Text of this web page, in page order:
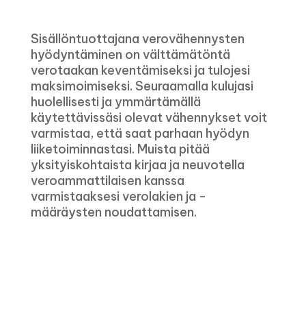
Sisällöntuottajana verovähennysten
hyödyntäminen on välttämätöntä
verotaakan keventämiseksi ja tulojesi
maksimoimiseksi. Seuraamalla kulujasi
huolellisesti ja ymmärtämällä
käytettävissäsi olevat vähennykset voit
varmistaa, että saat parhaan hyödyn
liiketoiminnastasi. Muista pitää
yksityiskohtaista kirjaa ja neuvotella
veroammattilaisen kanssa
varmistaaksesi verolakien ja -
määräysten noudattamisen.